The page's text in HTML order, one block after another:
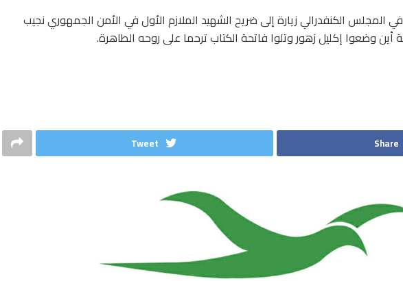
المجلس الكنفدرالي زيارة إلى ضريح الشهيد الملازم الأول في الأمن الجمهوري نجيب
أين وضعوا إكليل زهور وتلوا فاتحة الكتاب ترحما على روحه الطاهرة.
Share
Tweet